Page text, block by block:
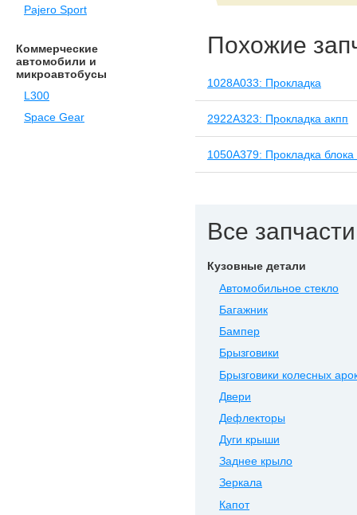
Pajero Sport
Коммерческие
автомобили и
микроавтобусы
L300
Space Gear
Похожие
1028A033: Прокладка
2922A323: Прокладка акпп
1050A379: Прокладка
Все
Кузовные детали
Автомобильное стекло
Багажник
Бампер
Брызговики
Брызговики колесных
Двери
Дефлекторы
Дуги крыши
Заднее крыло
Зеркала
Капот